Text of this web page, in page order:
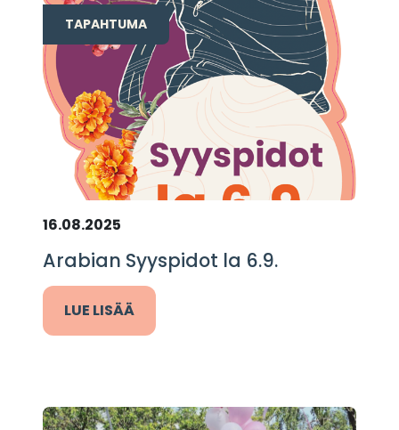
TAPAHTUMA
16.08.2025
Arabian Syyspidot la 6.9.
LUE LISÄÄ